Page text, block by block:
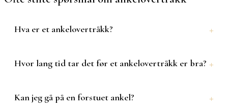
Hva er et ankelovertråkk?
Hvor lang tid tar det før et ankelovertråkk er bra?
Kan jeg gå på en forstuet ankel?